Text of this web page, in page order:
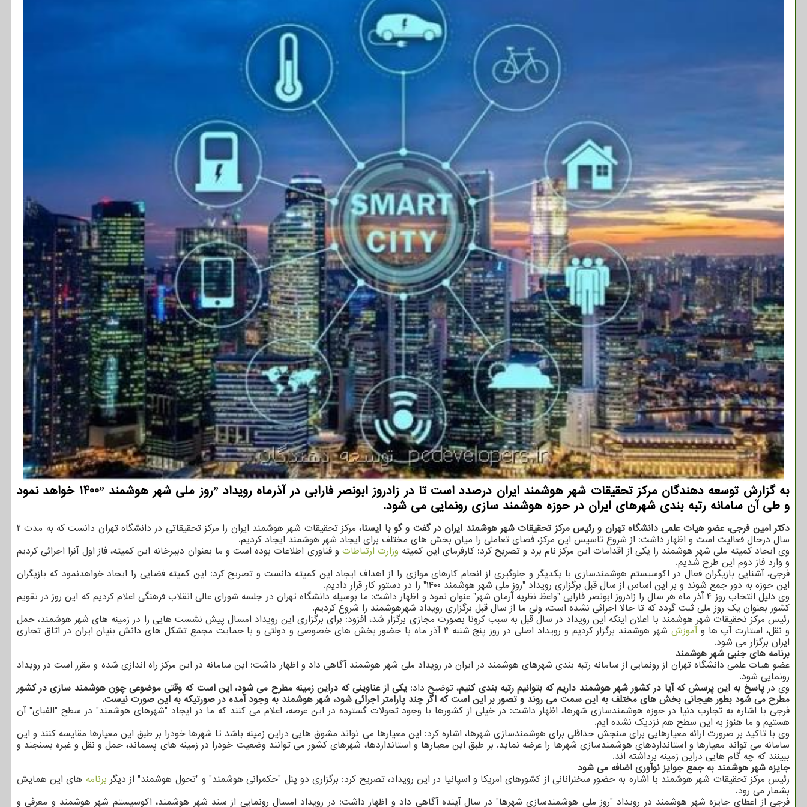
به گزارش توسعه دهندگان مرکز تحقیقات شهر هوشمند ایران درصدد است تا در زادروز ابونصر فارابی در آذرماه رویداد ˮروز ملی شهر هوشمند 1400ˮ خواهد نمود
و طی آن سامانه رتبه بندی شهرهای ایران در حوزه هوشمند سازی رونمایی می شود.
دکتر امین فرجی، عضو هیات علمی دانشگاه تهران و رئیس مرکز تحقیقات شهر هوشمند ایران در گفت و گو با ایسنا، مرکز تحقیقات شهر هوشمند ایران را مرکز تحقیقاتی در دانشگاه تهران دانست که به مدت ۲
سال درحال فعالیت است و اظهار داشت: از شروع تاسیس این مرکز، فضای تعاملی را میان بخش های مختلف برای ایجاد شهر هوشمند ایجاد کردیم.
وی ایجاد کمیته ملی شهر هوشمند را یکی از اقدامات این مرکز نام برد و تصریح کرد: کارفرمای این کمیته وزارت ارتباطاتو فناوری اطلاعات بوده است و ما بعنوان دبیرخانه این کمیته، فاز اول آنرا اجرائی کردیم
و وارد فاز دوم این طرح شدیم.
فرجی، آشنایی بازیگران فعال در اکوسیستم هوشمندسازی با یکدیگر و جلوگیری از انجام کارهای موازی را از اهداف ایجاد این کمیته دانست و تصریح کرد: این کمیته فضایی را ایجاد خواهدنمود که بازیگران
این حوزه به دور جمع شوند و بر این اساس از سال قبل برگزاری رویداد "روز ملی شهر هوشمند ۱۴۰۰" را در دستور کار قرار دادیم.
وی دلیل انتخاب روز ۴ آذر ماه هر سال را زادروز ابونصر فارابی "واعظ نظریه آرمان شهر" عنوان نمود و اظهار داشت: ما بوسیله دانشگاه تهران در جلسه شورای عالی انقلاب فرهنگی اعلام کردیم که این روز در تقویم
کشور بعنوان یک روز ملی ثبت گردد که تا حالا اجرائی نشده است، ولی ما از سال قبل برگزاری رویداد شهرهوشمند را شروع کردیم.
رئیس مرکز تحقیقات شهر هوشمند با اعلان اینکه این رویداد در سال قبل به سبب کرونا بصورت مجازی برگزار شد، افزود: برای برگزاری این رویداد امسال پیش نشست هایی را در زمینه های شهر هوشمند، حمل
و نقل، استارت آپ ها وآموزش شهر هوشمند برگزار کردیم و رویداد اصلی در روز پنج شنبه ۴ آذر ماه با حضور بخش های خصوصی و دولتی و با حمایت مجمع تشکل های دانش بنیان ایران در اتاق تجاری
ایران برگزار می شود.
برنامه های جنبی شهر هوشمند
عضو هیات علمی دانشگاه تهران از رونمایی از سامانه رتبه بندی شهرهای هوشمند در ایران در رویداد ملی شهر هوشمند آگاهی داد و اظهار داشت: این سامانه در این مرکز راه اندازی شده و مقرر است در رویداد
رونمایی شود.
وی درپاسخ به این پرسش که آیا در کشور شهر هوشمند داریم که بتوانیم رتبه بندی کنیم، توضیح داد:یکی از عناوینی که دراین زمینه مطرح می شود، این است که وقتی موضوعی چون هوشمند سازی در کشور
مطرح می شود بطور هیجانی بخش های مختلف به این سمت می روند و تصور بر این است که اگر چند پارامتر اجرائی شود، شهر هوشمند به وجود آمده در صورتیکه به این صورت نیست.
فرجی با اشاره به تجارب دنیا در حوزه هوشمندسازی شهرها، اظهار داشت: در خیلی از کشورها با وجود تحولات گسترده در این عرصه، اعلام می کنند که ما در ایجاد "شهرهای هوشمند" در سطح "الفبای" آن
هستیم و ما هنوز به این سطح هم نزدیک نشده ایم.
وی با تاکید بر ضرورت ارائه معیارهایی برای سنجش حداقلی برای هوشمندسازی شهرها، اشاره کرد: این معیارها می تواند مشوق هایی دراین زمینه باشد تا شهرها خودرا بر طبق این معیارها مقایسه کنند و این
سامانه می تواند معیارها و استانداردهای هوشمندسازی شهرها را عرضه نماید. بر طبق این معیارها و استانداردها، شهرهای کشور می توانند وضعیت خودرا در زمینه های پسماند، حمل و نقل و غیره بسنجند و
ببینند که چه گام هایی دراین زمینه برداشته اند.
جایزه شهر هوشمند به جمع جوایز نوآوری اضافه می شود
رئیس مرکز تحقیقات شهر هوشمند با اشاره به حضور سخنرانانی از کشورهای امریکا و اسپانیا در این رویداد، تصریح کرد: برگزاری دو پنل "حکمرانی هوشمند" و "تحول هوشمند" از دیگر برنامه های این همایش
بشمار می رود.
فرجی از اعطای جایزه شهر هوشمند در رویداد "روز ملی هوشمندسازی شهرها" در سال آینده آگاهی داد و اظهار داشت: در رویداد امسال رونمایی از سند شهر هوشمند، اکوسیستم شهر هوشمند و معرفی و